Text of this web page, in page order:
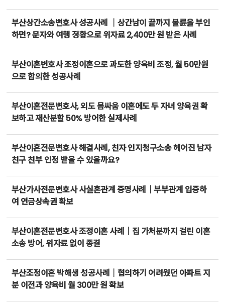
부산상간소송변호사 성공사례 ｜상간남이 끝까지 불륜을 부인
하면? 문자와 여행 정황으로 위자료 2,400만 원 받은 사례
부산이혼변호사 조정이혼으로 과도한 양육비 조정, 월 50만원
으로 합의한 성공사례
부산이혼전문변호사, 외도 몸싸움 이혼에도 두 자녀 양육권 확
보하고 재산분할 50% 방어한 실제사례
부산이혼전문변호사 해결사례, 친자 인지청구소송 헤어진 남자
친구 친부 인정 받을 수 있을까요?
부산가사전문변호사 사실혼관계 증명사례｜부부관계 입증하
여 연금상속권 확보
부산이혼전문변호사 조정이혼 사례｜집 가처분까지 걸린 이혼
소송 방어, 위자료 없이 종결
부산조정이혼 박해생 성공사례｜협의하기 어려웠던 아파트 지
분 이전과 양육비 월 300만 원 확보